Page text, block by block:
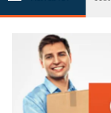
продукции